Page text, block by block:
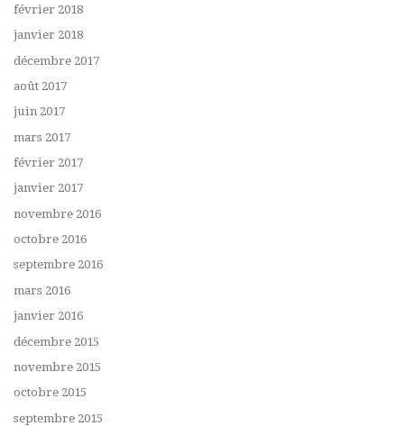
février 2018
janvier 2018
décembre 2017
août 2017
juin 2017
mars 2017
février 2017
janvier 2017
novembre 2016
octobre 2016
septembre 2016
mars 2016
janvier 2016
décembre 2015
novembre 2015
octobre 2015
septembre 2015